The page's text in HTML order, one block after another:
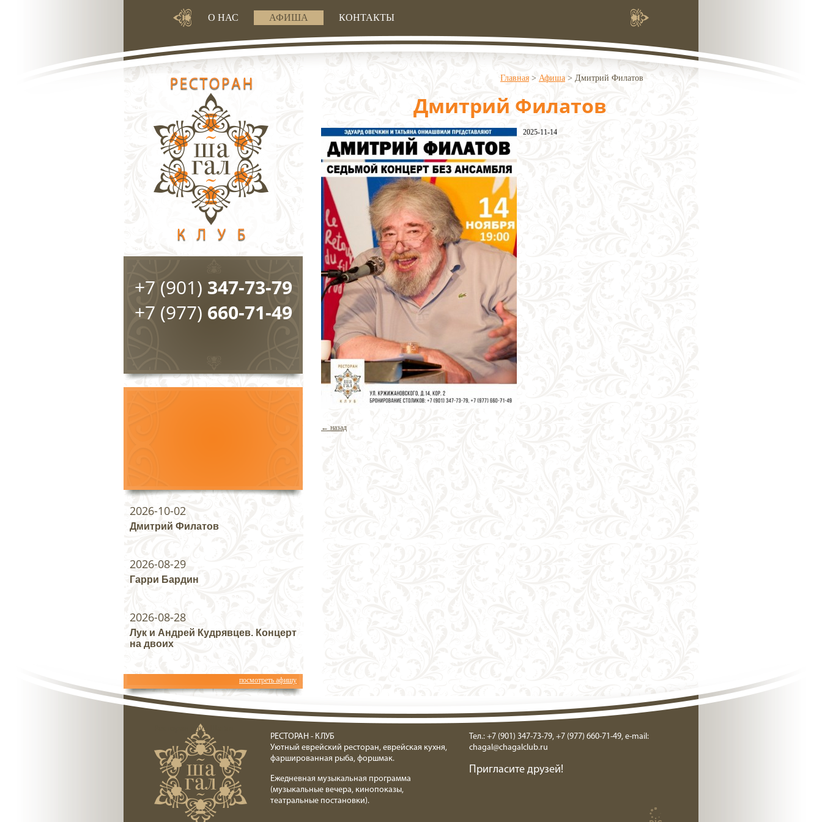
О НАС АФИША КОНТАКТЫ
Главная> Афиша > Дмитрий Филатов
Дмитрий Филатов
2025-11-14
← назад
+7 (901) 347-73-79
+7 (977) 660-71-49
2026-10-02
Дмитрий Филатов
2026-08-29
Гарри Бардин
2026-08-28
Лук и Андрей Кудрявцев. Концерт
на двоих
посмотреть афишу
Ресторан клуб Шагал
РЕСТОРАН - КЛУБ
Уютный еврейский ресторан, еврейская кухня,
фаршированная рыба, форшмак.
Ежедневная музыкальная программа
(музыкальные вечера, кинопоказы,
театральные постановки).
Тел.: +7 (901) 347-73-79, +7 (977) 660-71-49, e-mail:
chagal@chagalclub.ru
Пригласите друзей!